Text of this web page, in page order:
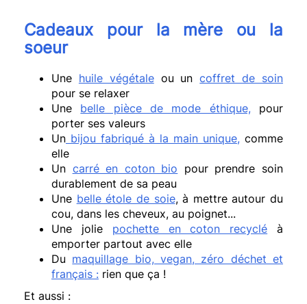
Cadeaux pour la mère ou la
soeur
Une huile végétaleou uncoffret de soin
pour se relaxer
Une belle pièce de mode éthique, pour
porter ses valeurs
Un bijou fabriqué à la main unique, comme
elle
Un carré en coton bio pour prendre soin
durablement de sa peau
Une belle étole de soie, à mettre autour du
cou, dans les cheveux, au poignet...
Une jolie pochette en coton recyclé à
emporter partout avec elle
Du maquillage bio, vegan, zéro déchet et
français : rien que ça !
Et aussi :